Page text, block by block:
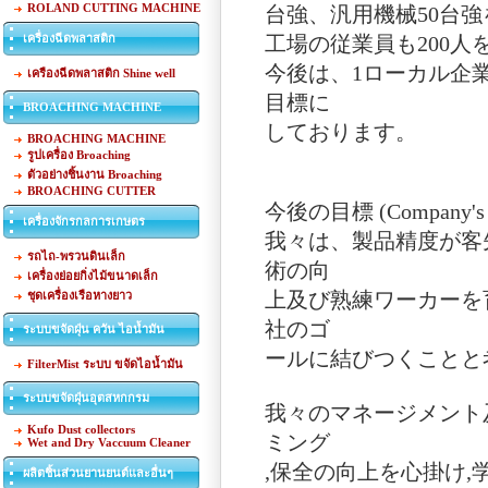
ROLAND CUTTING MACHINE
เครื่องฉีดพลาสติก
เครืองฉีดพลาสติก Shine well
BROACHING MACHINE
BROACHING MACHINE
รูปเครื่อง Broaching
ตัวอย่างชิ้นงาน Broaching
BROACHING CUTTER
เครื่องจักรกลการเกษตร
รถไถ-พรวนดินเล็ก
เครื่องย่อยกิ่งไม้ขนาดเล็ก
ชุดเครื่องเรือหางยาว
ระบบขจัดฝุ่น ควัน ไอน้ำมัน
FilterMist ระบบ ขจัดไอน้ำมัน
ระบบขจัดฝุ่นอุตสหกกรม
Kufo Dust collectors
Wet and Dry Vaccuum Cleaner
ผลิตชิ้นส่วนยานยนต์และอื่นๆ
台強、汎用機械50台
工場の従業員も200人
今後は、1ローカル企
目標に
しております。
今後の目標
我々は、製品精度が
術の向
上及び熟練ワーカー
社のゴ
ールに結びつくこと
我々のマネージメン
ミング
,保全の向上を心掛け,